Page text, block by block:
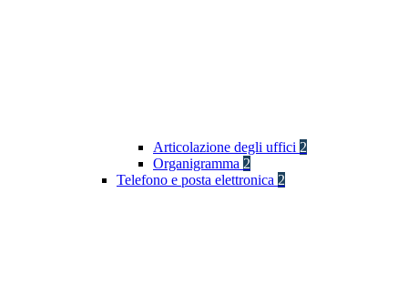
Articolazione degli uffici 2
Organigramma 2
Telefono e posta elettronica 2